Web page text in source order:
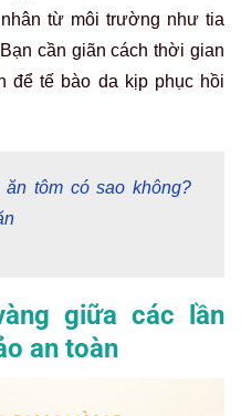
từ môi trường như tia
cần giãn cách thời gian
để tế bào da kịp phục hồi
ăn tôm có sao không?
giữa các lần
an toàn